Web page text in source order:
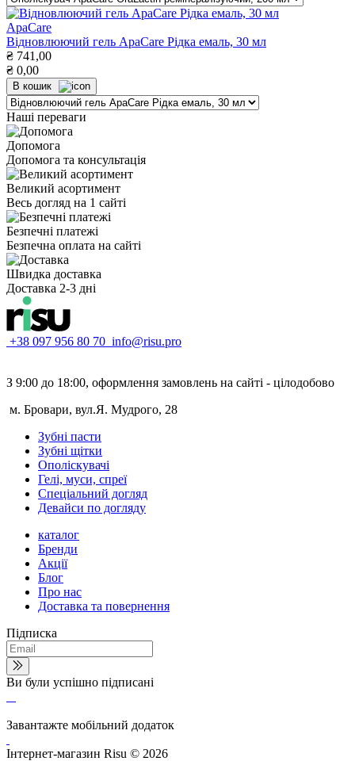
ApaCare
Відновлюючий гель ApaCare Рідка емаль, 30 мл
₴ 741,00
₴ 0,00
В кошик
Наші переваги
Допомога
Допомога та консультація
Великий асортимент
Весь догляд на 1 сайті
Безпечні платежі
Безпечна оплата на сайті
Швидка доставка
Доставка 2-3 дні
+38 097 956 80 70 info@risu.pro
З 9:00 до 18:00, оформлення замовлень на сайті - цілодобово
м. Бровари, вул.Я. Мудрого, 28
Зубні пасти
Зубні щітки
Ополіскувачі
Гелі, муси, спреї
Спеціальний догляд
Девайси по догляду
каталог
Бренди
Акції
Блог
Про нас
Доставка та повернення
Підписка
Ви були успішно підписані
Завантажте мобільний додаток
Інтернет-магазин Risu © 2026